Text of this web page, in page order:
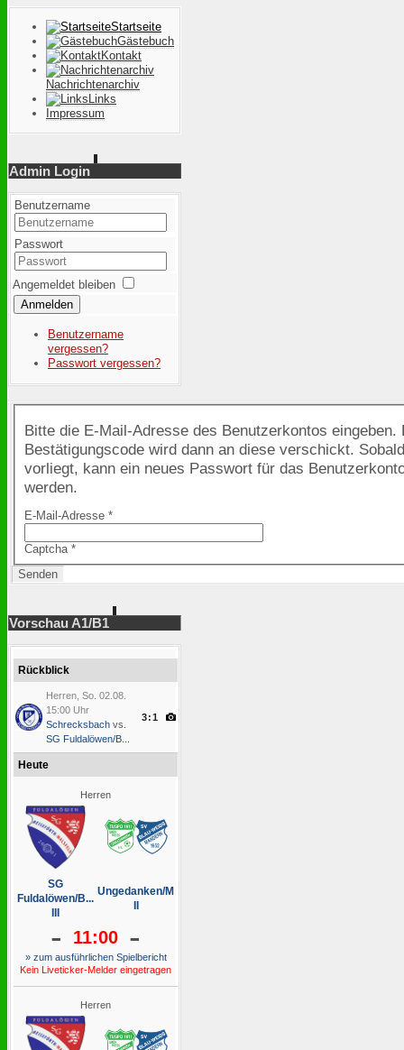
Startseite
Gästebuch
Kontakt
Nachrichtenarchiv
Links
Impressum
Admin Login
Benutzername
Passwort
Angemeldet bleiben
Anmelden
Benutzername
vergessen?
Passwort vergessen?
Bitte die E-Mail-Adresse des Benutzerkontos eingeben.
Bestätigungscode wird dann an diese verschickt.
vorliegt, kann ein neues Passwort für das
werden.
E-Mail-Adresse*
Captcha*
Senden
Vorschau A1/B1
Rückblick
Herren, So. 02.08.
15:00 Uhr
Schrecksbach vs.
SG Fuldalöwen/B...
3:1
Heute
Herren
SG
Fuldalöwen/B...
III
Ungedanken/M
II
- 11:00 -
» zum ausführlichen Spielbericht
Kein Liveticker-Melder eingetragen
Herren